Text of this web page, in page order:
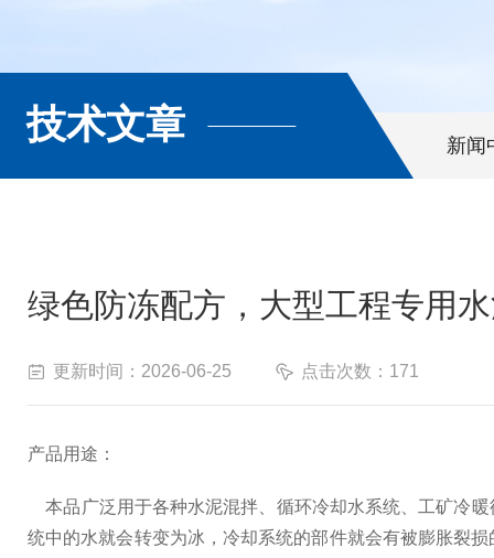
技术文章 新闻
绿色防冻配方，大型工程专用
更新时间：2026-06-25 点击次数：171
产品用途：
本品广泛用于各种水泥混拌、循环冷却水系统、工矿冷
统中的水就会转变为冰，冷却系统的部件就会有被膨胀裂